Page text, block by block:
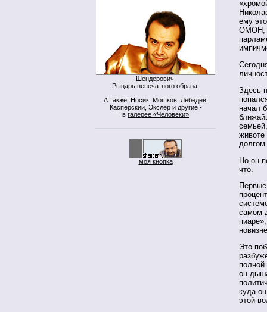
Шендерович.
Рыцарь непечатного образа.
А также: Носик, Мошков, Лебедев,
Касперский, Экслер и другие -
в галерее «Человеки»
моя кнопка
ему
ОМОН,
Здесь
начал
животе
Но он
что.
самом
Это
он
куда
этой